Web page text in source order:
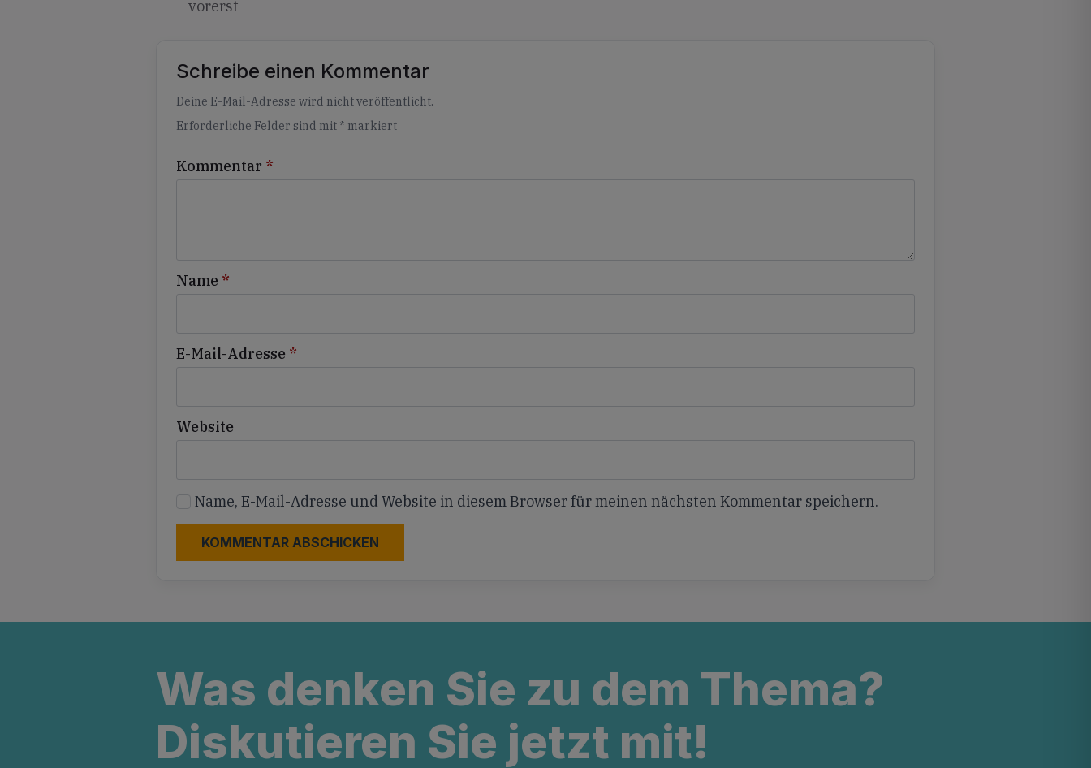
vorerst
Schreibe einen Kommentar
Deine E-Mail-Adresse wird nicht veröffentlicht.
Erforderliche Felder sind mit * markiert
Kommentar *
Name *
E-Mail-Adresse *
Website
Name, E-Mail-Adresse und Website in diesem Browser für meinen nächsten Kommentar speichern.
Alternative:
Was denken Sie zu dem Thema?
Diskutieren Sie jetzt mit!